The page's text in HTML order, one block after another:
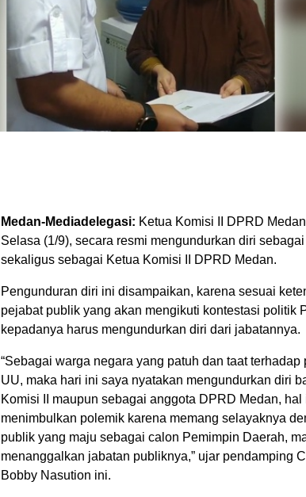
Medan-Mediadelegasi: Ketua Komisi II DPRD
Selasa (1/9), secara resmi mengundurkan diri
sekaligus sebagai Ketua Komisi II DPRD Medan.
Pengunduran diri ini disampaikan, karena sesuai
pejabat publik yang akan mengikuti kontestasi politik
kepadanya harus mengundurkan diri dari jabatannya.
“Sebagai warga negara yang patuh dan taat terhadap
UU, maka hari ini saya nyatakan mengundurkan diri
Komisi II maupun sebagai anggota DPRD Medan, hal
menimbulkan polemik karena memang selayaknya
publik yang maju sebagai calon Pemimpin Daerah,
menanggalkan jabatan publiknya,” ujar pendamping
Bobby Nasution ini.